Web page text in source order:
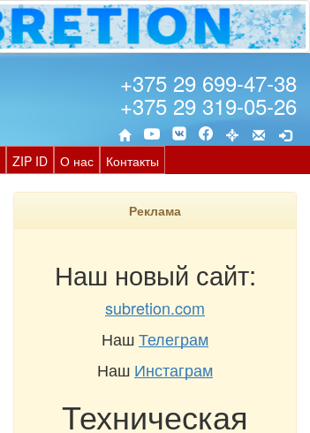
+375 29 699-47-38
+375 29 319-05-26
ZIP ID О нас Контакты
Реклама
Наш новый сайт:
subretion.com
НашТелеграм
Наш Инстаграм
Техническая